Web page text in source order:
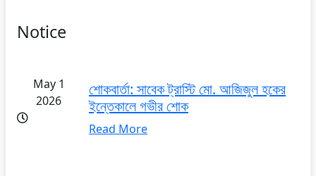
Notice
May 1
2026
শোকবার্তা: সাবেক ট্রাস্টি মো. আজিজুল হকের
ইন্তেকালে গভীর শোক
Read More